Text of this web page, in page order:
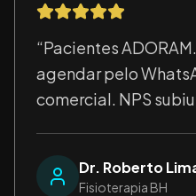
“Pacientes
agendar pelo
comercial. NPS
Dr. Roberto
Fisioterapia BH